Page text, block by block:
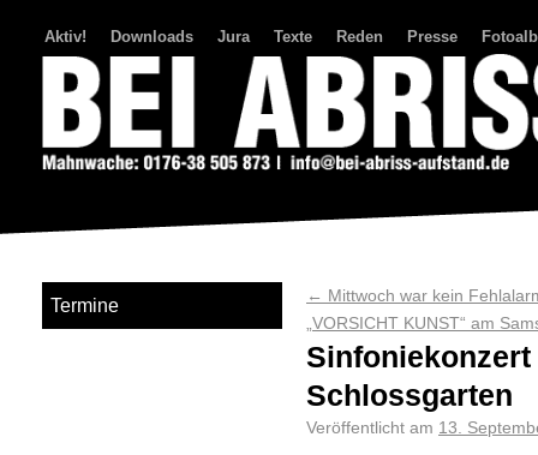
Aktiv! Downloads Jura Texte Reden Presse
← Mittwoch war kein
„VORSICHT KUNST“ am
Schlossgarten
Veröffentlicht am 13.
Termine